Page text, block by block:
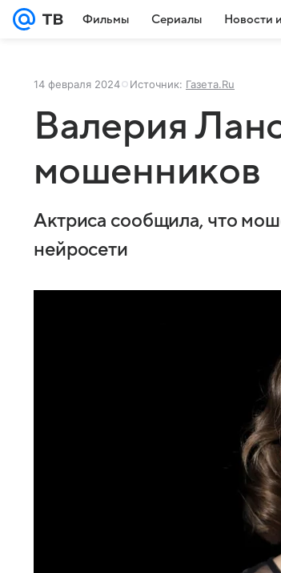
Фильмы Сериалы Новости
14 февраля 2024 Источник: Газета.Ru
Валерия
мошенников
Актриса сообщила, что
нейросети